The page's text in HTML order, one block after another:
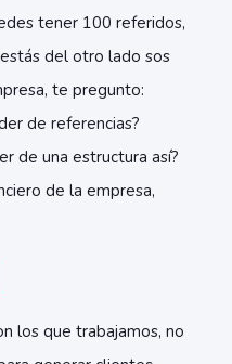
tener 100 referidos,
del otro lado sos
te pregunto:
de referencias?
de una estructura así?
de la empresa,
los que trabajamos, no